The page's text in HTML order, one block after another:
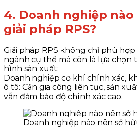
4. Doanh nghiệp
giải pháp RPS?
Giải pháp RPS không chỉ phù
ngành cụ thể mà còn là lựa chọn
hình sản xuất:
Doanh nghiệp cơ khí chính xác,
ô tô: Cần gia công liên tục, sản
vẫn đảm bảo độ chính xác cao.
Doanh nghiệp nào nên sở